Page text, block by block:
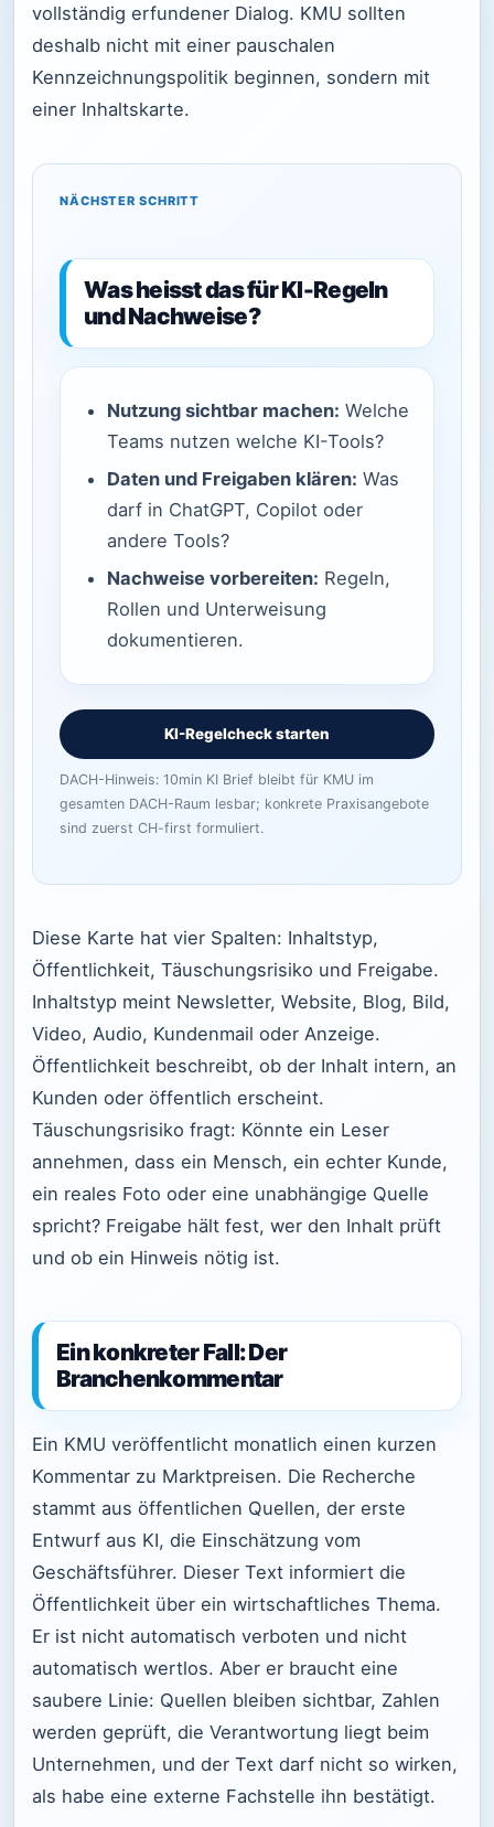
vollständig erfundener Dialog. KMU sollten
deshalb nicht mit einer pauschalen
Kennzeichnungspolitik beginnen, sondern mit
einer Inhaltskarte.
NÄCHSTER SCHRITT
Was heisst das für KI-Regeln
und Nachweise?
Nutzung sichtbar machen: Welche
Teams nutzen welche KI-Tools?
Daten und Freigaben klären: Was
darf in ChatGPT, Copilot oder
andere Tools?
Nachweise vorbereiten: Regeln,
Rollen und Unterweisung
dokumentieren.
KI-Regelcheck starten
DACH-Hinweis: 10min KI Brief bleibt für KMU im
gesamten DACH-Raum lesbar; konkrete Praxisangebote
sind zuerst CH-first formuliert.
Diese Karte hat vier Spalten: Inhaltstyp,
Öffentlichkeit, Täuschungsrisiko und Freigabe.
Inhaltstyp meint Newsletter, Website, Blog, Bild,
Video, Audio, Kundenmail oder Anzeige.
Öffentlichkeit beschreibt, ob der Inhalt intern, an
Kunden oder öffentlich erscheint.
Täuschungsrisiko fragt: Könnte ein Leser
annehmen, dass ein Mensch, ein echter Kunde,
ein reales Foto oder eine unabhängige Quelle
spricht? Freigabe hält fest, wer den Inhalt prüft
und ob ein Hinweis nötig ist.
Ein konkreter Fall: Der
Branchenkommentar
Ein KMU veröffentlicht monatlich einen kurzen
Kommentar zu Marktpreisen. Die Recherche
stammt aus öffentlichen Quellen, der erste
Entwurf aus KI, die Einschätzung vom
Geschäftsführer. Dieser Text informiert die
Öffentlichkeit über ein wirtschaftliches Thema.
Er ist nicht automatisch verboten und nicht
automatisch wertlos. Aber er braucht eine
saubere Linie: Quellen bleiben sichtbar, Zahlen
werden geprüft, die Verantwortung liegt beim
Unternehmen, und der Text darf nicht so wirken,
als habe eine externe Fachstelle ihn bestätigt.